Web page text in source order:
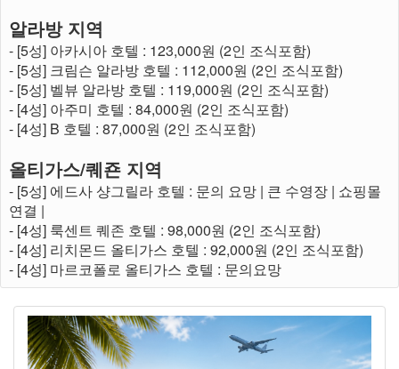
알라방 지역
- [5성] 아카시아 호텔 : 123,000원 (2인 조식포함)
- [5성] 크림슨 알라방 호텔 : 112,000원 (2인 조식포함)
- [5성] 벨뷰 알라방 호텔 : 119,000원 (2인 조식포함)
- [4성] 아주미 호텔 : 84,000원 (2인 조식포함)
- [4성] B 호텔 : 87,000원 (2인 조식포함)
올티가스/퀘죤 지역
- [5성] 에드사 샹그릴라 호텔 : 문의 요망 | 큰 수영장 | 쇼핑몰
연결 |
- [4성] 룩센트 퀘존 호텔 : 98,000원 (2인 조식포함)
- [4성] 리치몬드 올티가스 호텔 : 92,000원 (2인 조식포함)
- [4성] 마르코폴로 올티가스 호텔 : 문의요망